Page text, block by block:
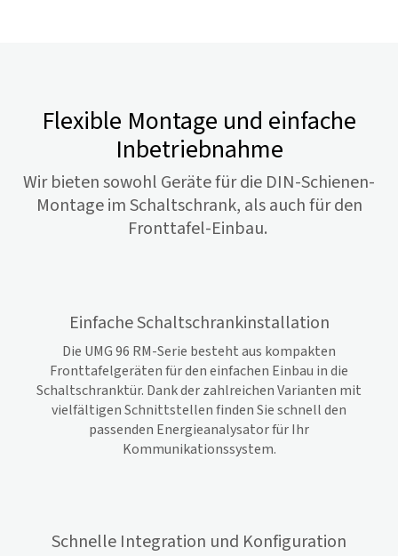
Flexible Montage und einfache
Inbetriebnahme
Wir bieten sowohl Geräte für die DIN-Schienen-
Montage im Schaltschrank, als auch für den
Fronttafel-Einbau.
Einfache Schaltschrankinstallation
Die UMG 96 RM-Serie besteht aus kompakten
Fronttafelgeräten für den einfachen Einbau in die
Schaltschranktür. Dank der zahlreichen Varianten mit
vielfältigen Schnittstellen finden Sie schnell den
passenden Energieanalysator für Ihr
Kommunikationssystem.
Schnelle Integration und Konfiguration